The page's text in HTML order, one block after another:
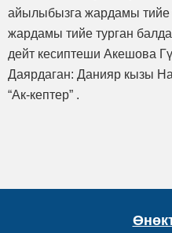
айылыбызга жардамы тийе
жардамы тийе турган
дейт кесиптеши Акешова
Даярдаган: Данияр кызы
“Ак-кептер” .